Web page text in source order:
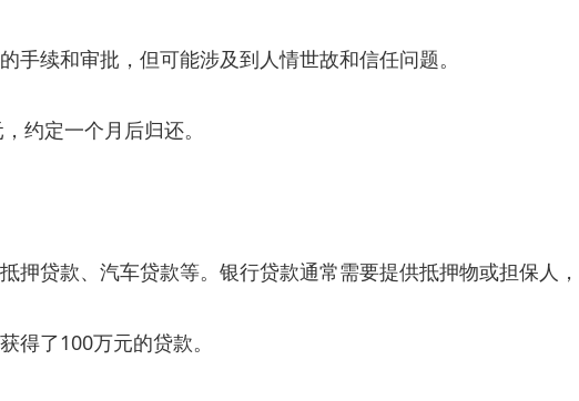
续和审批，但可能涉及到人情世故和信任问题。
约定一个月后归还。
贷款、汽车贷款等。银行贷款通常需要提供抵押物或担保人，
得了100万元的贷款。